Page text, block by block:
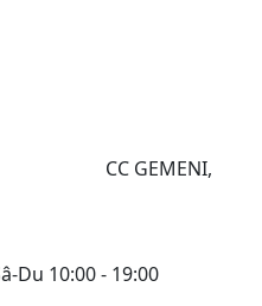
CC GEMENI,
Du 10:00 - 19:00